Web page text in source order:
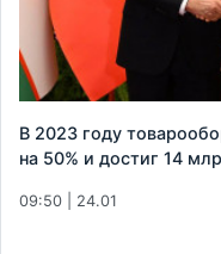
В 2023 году
на 50% и достиг 14
09:50 | 24.01